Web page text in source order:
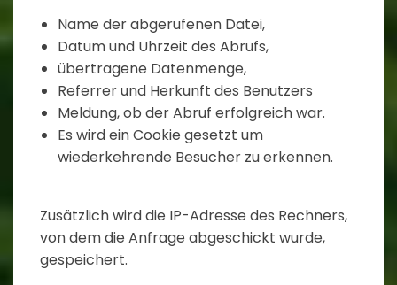
Name der abgerufenen Datei,
Datum und Uhrzeit des Abrufs,
übertragene Datenmenge,
Referrer und Herkunft des Benutzers
Meldung, ob der Abruf erfolgreich war.
Es wird ein Cookie gesetzt um
wiederkehrende Besucher zu erkennen.
Zusätzlich wird die IP-Adresse des Rechners,
von dem die Anfrage abgeschickt wurde,
gespeichert.